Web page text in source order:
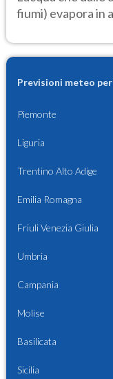
fiumi) evapora in
Previsioni meteo
Piemonte
Liguria
Trentino Alto Adige
Emilia Romagna
Friuli Venezia Giulia
Umbria
Campania
Molise
Basilicata
Sicilia